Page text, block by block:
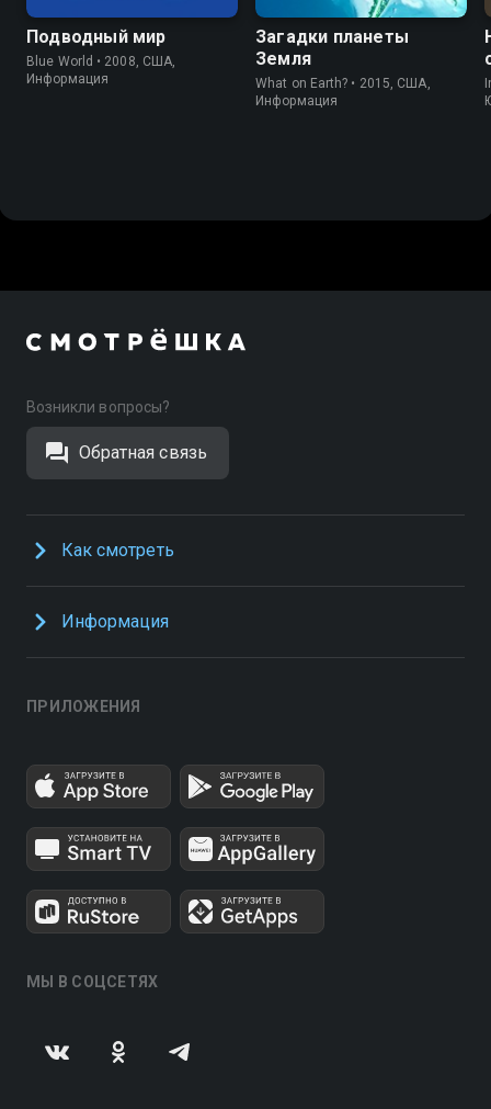
Подводный мир
Blue World • 2008, США,
Информация
Загадки планеты
Земля
What on Earth? • 2015, США,
Информация
Возникли вопросы?
Обратная связь
Как смотреть
Информация
ПРИЛОЖЕНИЯ
МЫ В СОЦСЕТЯХ